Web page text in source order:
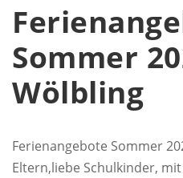
Sommer
Wölbling
Ferienangebote Sommer
Eltern,liebe Schulkinder,